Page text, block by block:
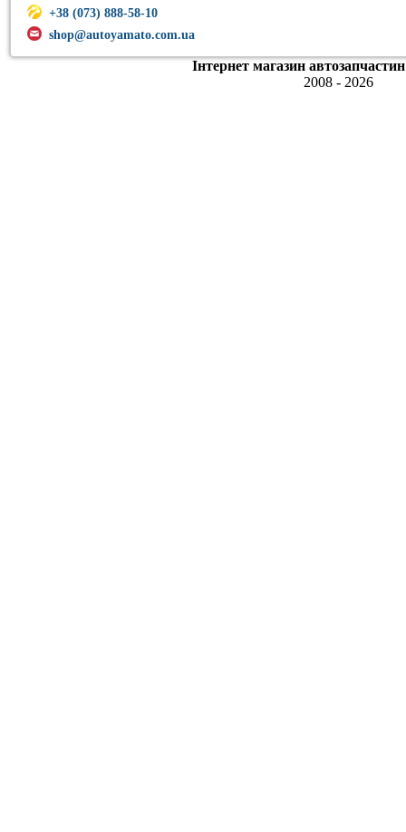
+38 (073) 888-58-10
shop@autoyamato.com.ua
Інтернет магазин
2008 - 2026